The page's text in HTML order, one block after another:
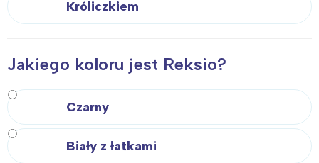
Króliczkiem
Jakiego koloru jest Reksio?
Czarny
Biały z łatkami